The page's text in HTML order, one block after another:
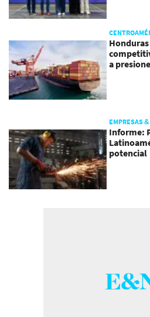
a
EMPRESAS
Informe:
potencial